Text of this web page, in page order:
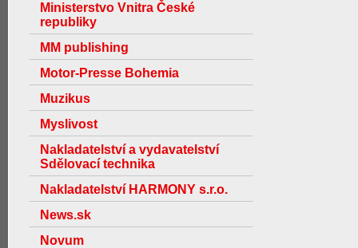
Ministerstvo Vnitra České
republiky
MM publishing
Motor-Presse Bohemia
Muzikus
Myslivost
Nakladatelství a vydavatelství
Sdělovací technika
Nakladatelství HARMONY s.r.o.
News.sk
Novum